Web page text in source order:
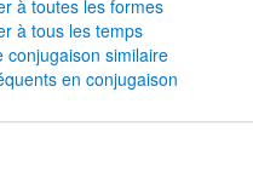
à toutes les formes
à tous les temps
conjugaison similaire
en conjugaison